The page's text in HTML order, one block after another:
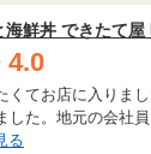
海鮮丼 できたて屋
4.0
くてお店に入りま
した。地元の会社
る